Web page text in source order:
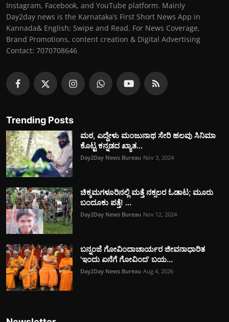
Instagram, Facebook, and YouTube platform. Mainly
Day2day news is the Karnataka’s First Short News App in
Kannada& English; Swipe and Read. For News Coverage,
Brand Promotions, content creation & Digital Advertising
Contact: 7070708646
Trending Posts
ಮಠ, ಎದ್ದೇಳು ಮಂಜುನಾಥ ಸೇರಿ ಹಲವು ಸಿನಿಮಾ
ಕೊಟ್ಟ ಕನ್ನಡದ ಖ್ಯಾತ...
Day2Day News Bureau Nov 3, 2024
ಚಿಕ್ಕಮಗಳೂರಿನಲ್ಲಿ ಮತ್ತೆ ನಕ್ಸಲರ ಓಡಾಟ; ಮೂರು
ಬಂದೂಕು ಪತ್ತೆ! ...
Day2Day News Bureau Nov 12, 2024
ಬನ್ನಂಜೆ ಗೋವಿಂದಾಚಾರ್ಯರ ಜೀವನಾಧಾರಿತ
'ಇಂದು ಏನೆಗೆ ಗೋವಿಂದ' ಬಯ...
Day2Day News Bureau Aug 4, 2026